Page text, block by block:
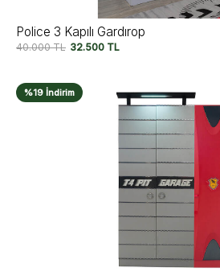
Police 3 Kapılı Gardırop
40.000TL 32.500 TL
%19 İndirim